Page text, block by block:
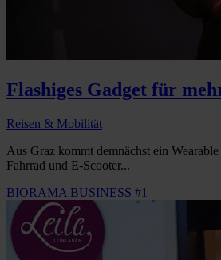
Flashiges Gadget für
Reisen & Mobilität
Aus Graz kommt demnächst ein
Fahrrad und E-Scooter...
BIORAMA BUSINESS #1